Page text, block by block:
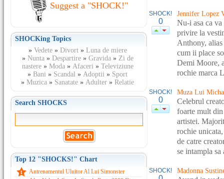
Suggest a "SHOCK!"
SHOCKing Topics
» Vedete» Divort» Luna de miere
» Nunta» Despartire» Gravida» Zi de
nastere» Moda» Afaceri» Televiziune
» Bani » Scandal » Adoptii » Sport
» Muzica » Sanatate » Adulter » Relatie
Search SHOCKS
Top 12 "SHOCKS!" Chart
1 Antrenamentul Uluitor Al Lui Simonster
SHOCK!
0
Jennifer Lopez
Nu-i asa ca
privire la
Anthony,
cum ii place
Demi Moore,
rochie marca
SHOCK!
0
Muza Lui
Celebrul
foarte mult
artistei.
rochie
de catre
se intampla sa
SHOCK! Madonna